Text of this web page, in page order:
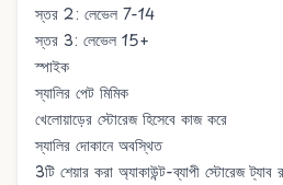
স্তর 2: লেভেল 7-14
স্তর 3: লেভেল 15+
স্পাইক
স্যালির পেট মিমিক
খেলোয়াড়ের স্টোরেজ হিসেবে কাজ করে
স্যালির দোকানে অবস্থিত
3টি শেয়ার করা অ্যাকাউন্ট-ব্যাপী স্টোরেজ ট্যাব